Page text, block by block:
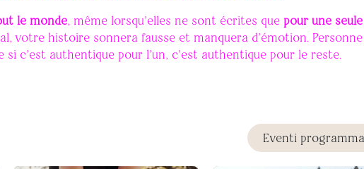
le monde, même lorsqu'elles ne sont écrites que pour une
votre histoire sonnera fausse et manquera d'émotion.
si c'est authentique pour l'un, c'est authentique pour le reste.
Eventi